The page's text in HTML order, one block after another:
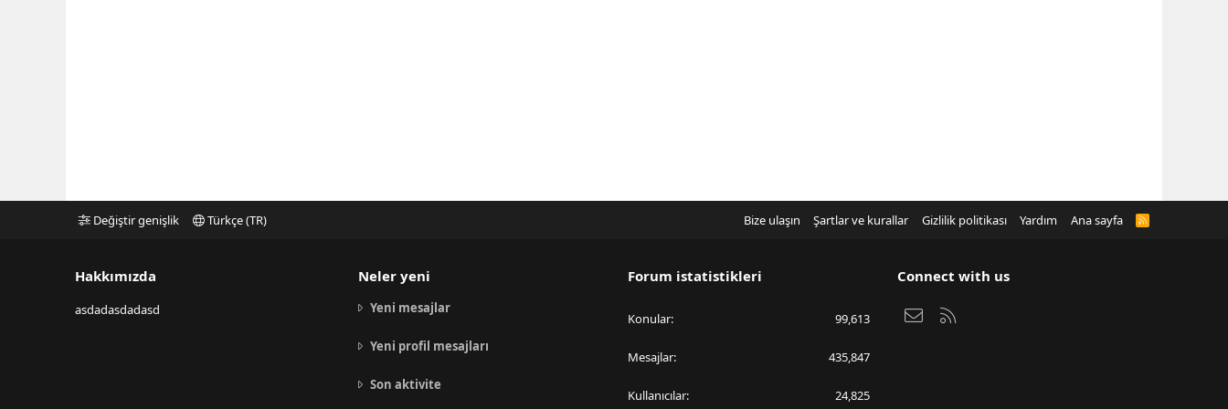
Değiştir genişlik Türkçe (TR) Bize ulaşın Şartlar ve kurallar Gizlilik politikası Yardım Ana sayfa
R
Hakkımızda
asdadasdadasd
Neler yeni
Yeni mesajlar
Yeni profil mesajları
Son aktivite
Forum istatistikleri
Konular 99,613
Mesajlar 435,847
Kullanıcılar 24,825
Connect with us
Bize ulaşın